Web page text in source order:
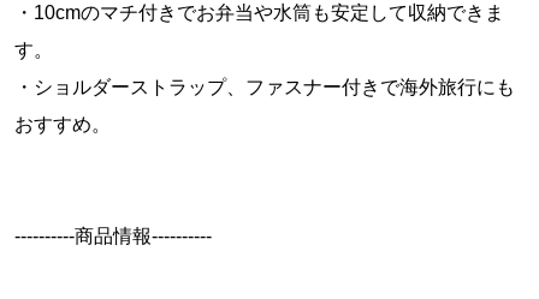
・10cmのマチ付きでお弁当や水筒も安定して収納できま
す。
・ショルダーストラップ、ファスナー付きで海外旅行にも
おすすめ。
----------商品情報----------